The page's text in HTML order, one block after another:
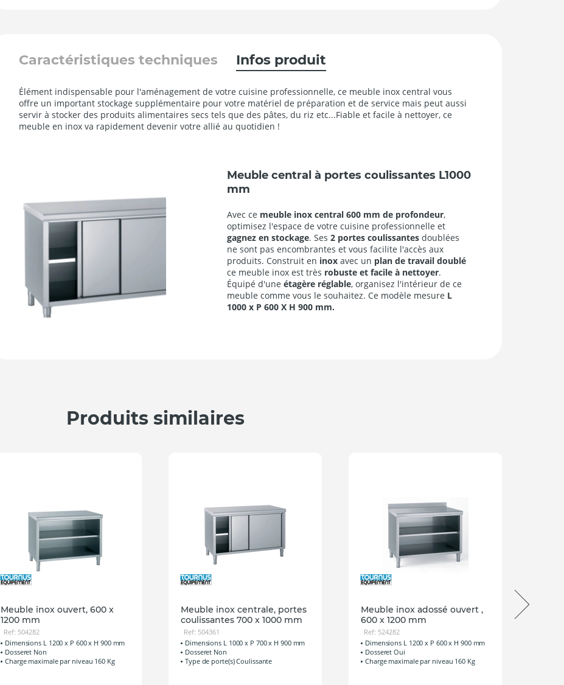
Caractéristiques techniques Infos produit
Élément indispensable pour l'aménagement de votre cuisine professionnelle, ce meuble inox central vous
offre un important stockage supplémentaire pour votre matériel de préparation et de service mais peut aussi
servir à stocker des produits alimentaires secs tels que des pâtes, du riz etc...Fiable et facile à nettoyer, ce
meuble en inox va rapidement devenir votre allié au quotidien !
Meuble central à portes coulissantes L1000
mm
Avec ce meuble inox central 600 mm de profondeur,
optimisez l'espace de votre cuisine professionnelle et
gagnez en stockage. Ses2 portes coulissantes doublées
ne sont pas encombrantes et vous facilite l'accès aux
produits. Construit en inoxavec un plan de travail doublé
ce meuble inox est très robuste et facile à nettoyer.
Équipé d'uneétagère réglable, organisez l'intérieur de ce
meuble comme vous le souhaitez. Ce modèle mesure L
1000 x P 600 X H 900 mm.
Produits similaires
Meuble inox ouvert, 600 x
1200 mm
Ref: 504282
Dimensions L 1200 x P 600 x H 900 mm
Dosseret Non
Charge maximale par niveau 160 Kg
Meuble inox centrale, portes
coulissantes 700 x 1000 mm
Ref: 504361
Dimensions L 1000 x P 700 x H 900 mm
Dosseret Non
Type de porte(s) Coulissante
Meuble inox adossé ouvert ,
600 x 1200 mm
Ref: 524282
Dimensions L 1200 x P 600 x H 900 mm
Dosseret Oui
Charge maximale par niveau 160 Kg